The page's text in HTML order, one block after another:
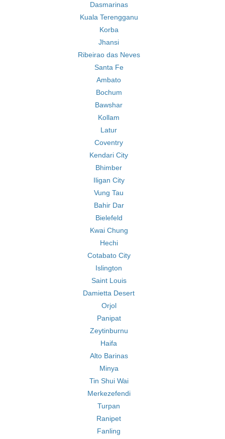
Dasmarinas
Kuala Terengganu
Korba
Jhansi
Ribeirao das Neves
Santa Fe
Ambato
Bochum
Bawshar
Kollam
Latur
Coventry
Kendari City
Bhimber
Iligan City
Vung Tau
Bahir Dar
Bielefeld
Kwai Chung
Hechi
Cotabato City
Islington
Saint Louis
Damietta Desert
Orjol
Panipat
Zeytinburnu
Haifa
Alto Barinas
Minya
Tin Shui Wai
Merkezefendi
Turpan
Ranipet
Fanling